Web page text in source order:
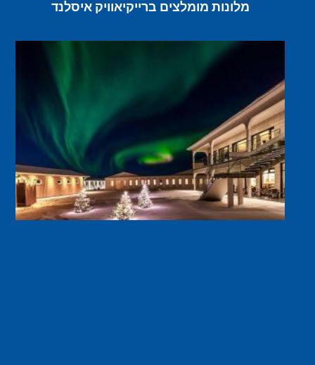
מלונות מומלצים ברייקיאוויק איסלנד